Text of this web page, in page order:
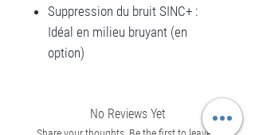
Suppression du bruit SINC+ :
Idéal en milieu bruyant (en
option)
No Reviews Yet